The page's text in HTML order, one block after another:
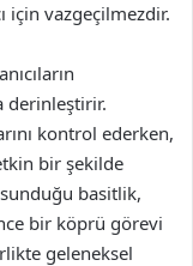
için vazgeçilmezdir.
derinleştirir.
kontrol ederken,
bir şekilde
basitlik,
bir köprü görevi
geleneksel